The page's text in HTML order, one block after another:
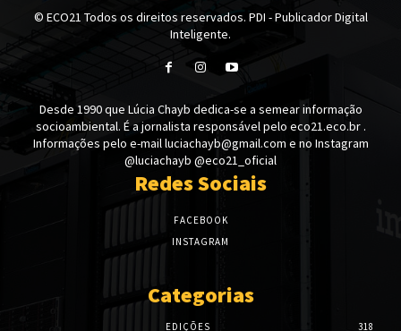
© ECO21 Todos os direitos reservados. PDI - Publicador Digital
Inteligente.
Desde 1990 que Lúcia Chayb dedica-se a semear informação
socioambiental. É a jornalista responsável pelo eco21.eco.br .
Informações pelo e-mail luciachayb@gmail.com e no Instagram
@luciachayb @eco21_oficial
Redes Sociais
FACEBOOK
INSTAGRAM
Categorias
EDIÇÕES 318